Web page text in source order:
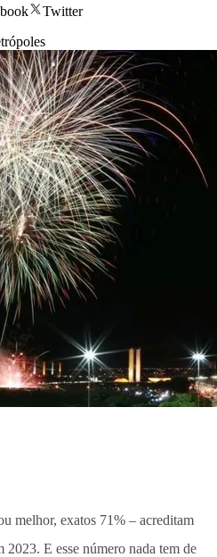
Twitter
melhor, exatos 71% – acreditam
2023. E esse número nada tem de